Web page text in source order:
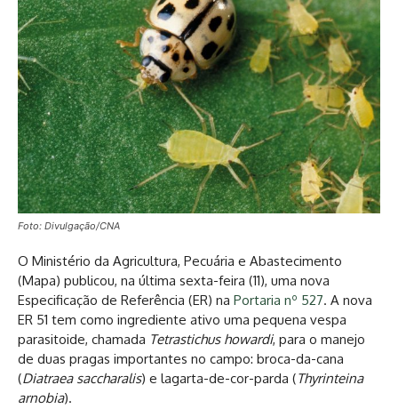
Foto: Divulgação/CNA
O Ministério da Agricultura, Pecuária e Abastecimento
(Mapa) publicou, na última sexta-feira (11), uma nova
Especificação de Referência (ER) na Portaria nº 527. A nova
ER 51 tem como ingrediente ativo uma pequena vespa
parasitoide, chamada Tetrastichus howardi, para o manejo
de duas pragas importantes no campo: broca-da-cana
(Diatraea saccharalis) e lagarta-de-cor-parda (Thyrinteina
arnobia).